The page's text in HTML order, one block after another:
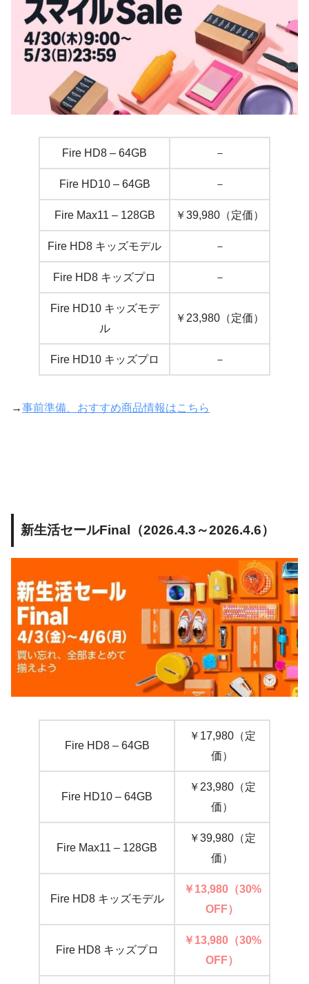
Fire HD8 – 64GB －
Fire HD10 – 64GB －
Fire Max11 – 128GB ￥39,980（定価）
Fire HD8 キッズモデル －
Fire HD8 キッズプロ －
Fire HD10 キッズモデ
ル
￥23,980（定価）
Fire HD10 キッズプロ －
→事前準備、おすすめ商品情報はこちら
新生活セールFinal（2026.4.3～2026.4.6）
Fire HD8 – 64GB
￥17,980（定
価）
Fire HD10 – 64GB
￥23,980（定
価）
Fire Max11 – 128GB
￥39,980（定
価）
Fire HD8 キッズモデル
￥13,980（30%
OFF）
Fire HD8 キッズプロ
￥13,980（30%
OFF）